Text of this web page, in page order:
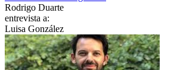
Rodrigo Duarte
entrevista a:
Luisa González